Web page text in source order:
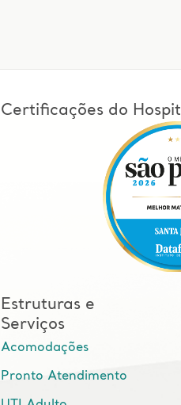
Certificações do
Estruturas e
Serviços
Acomodações
Pronto Atendimento